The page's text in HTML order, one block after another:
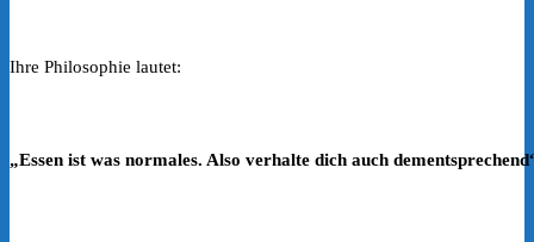
Ihre Philosophie lautet:
„Essen ist was normales. Also verhalte dich auch